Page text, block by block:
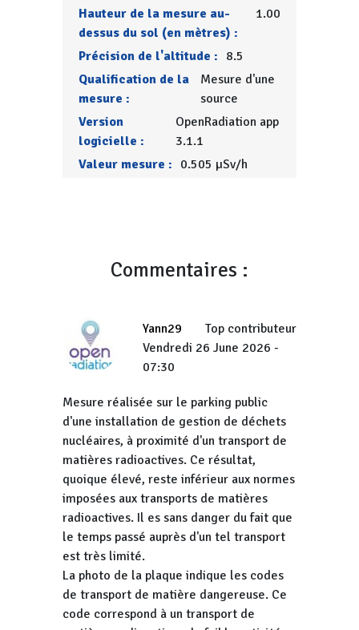
Hauteur de la mesure au-
dessus du sol (en mètres) :
1.00
Précision de l'altitude : 8.5
Qualification de la
mesure :
Mesure d'une
source
Version
logicielle :
OpenRadiation app
3.1.1
Valeur mesure : 0.505 µSv/h
Commentaires :
Yann29
Top contributeur
Vendredi 26 June 2026 -
07:30
Mesure réalisée sur le parking public
d'une installation de gestion de déchets
nucléaires, à proximité d'un transport de
matières radioactives. Ce résultat,
quoique élevé, reste inférieur aux normes
imposées aux transports de matières
radioactives. Il es sans danger du fait que
le temps passé auprès d'un tel transport
est très limité.
La photo de la plaque indique les codes
de transport de matière dangereuse. Ce
code correspond à un transport de